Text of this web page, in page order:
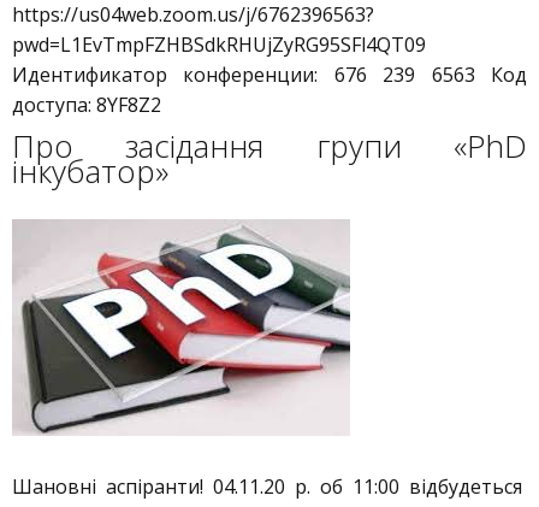
https://us04web.zoom.us/j/6762396563?
pwd=L1EvTmpFZHBSdkRHUjZyRG95SFl4QT09
Идентификатор конференции: 676 239 6563 Код
доступа: 8YF8Z2
Про засідання групи «PhD
інкубатор»
Шановні аспіранти! 04.11.20 р. об 11:00 відбудеться